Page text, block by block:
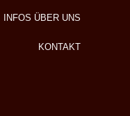
INFOS ÜBER UNS
KONTAKT